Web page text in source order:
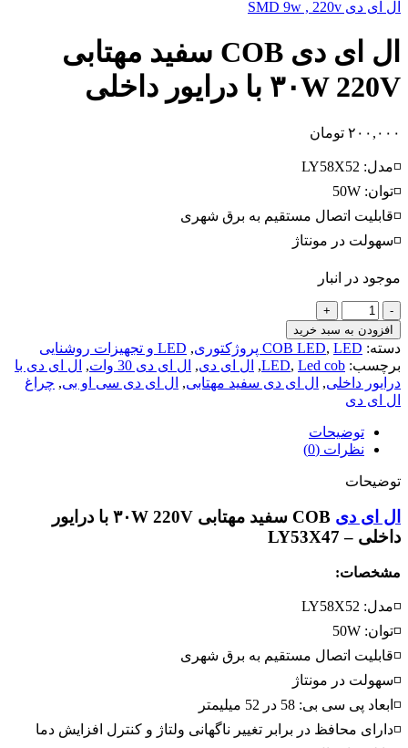
ال ای دی SMD 9w , 220v
ال ای دی COB سفید مهتابی
۳۰W 220V با درایور داخلی
۲۰۰,۰۰۰ تومان
◽مدل: LY58X52
◽توان: 50W
◽قابلیت اتصال مستقیم به برق شهری
◽سهولت در مونتاژ
موجود در انبار
ال
ای
دی
COB
سفید
مهتابی
۳۰W
220V
با
داخلی
افزودن به سبد خرید
دسته: COB LED, LED پروژکتوری , LED و تجهیزات روشنایی
برچسب:
LED, Led cob
, ال ای دی, ال ای دی 30 وات , ال ای دی با
درایور داخلی, ال ای دی سفید مهتابی, ال ای دی سی او بی, چراغ
ال ای دی
توضیحات
نظرات (0)
توضیحات
ال ای دی
COB سفید مهتابی ۳۰W 220V با درایور
داخلی – LY53X47
مشخصات:
◽مدل: LY58X52
◽توان: 50W
◽قابلیت اتصال مستقیم به برق شهری
◽سهولت در مونتاژ
◽ابعاد پی سی بی: 58 در 52 میلیمتر
◽دارای محافظ در برابر تغییر ناگهانی ولتاژ و کنترل افزایش دما